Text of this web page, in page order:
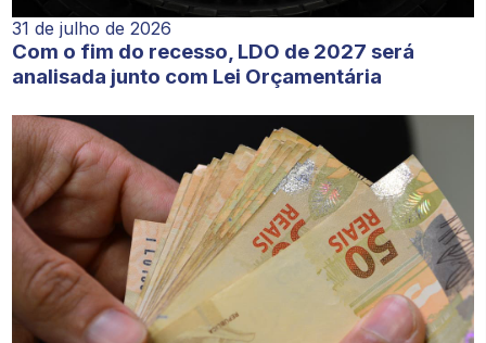
31 de julho de 2026
Com o fim do recesso, LDO de 2027 será
analisada junto com Lei Orçamentária